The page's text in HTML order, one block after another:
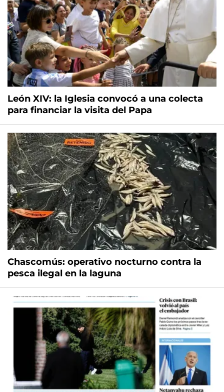
León XIV: la Iglesia convocó a una colecta
para financiar la visita del Papa
Chascomús: operativo nocturno contra la
pesca ilegal en la laguna